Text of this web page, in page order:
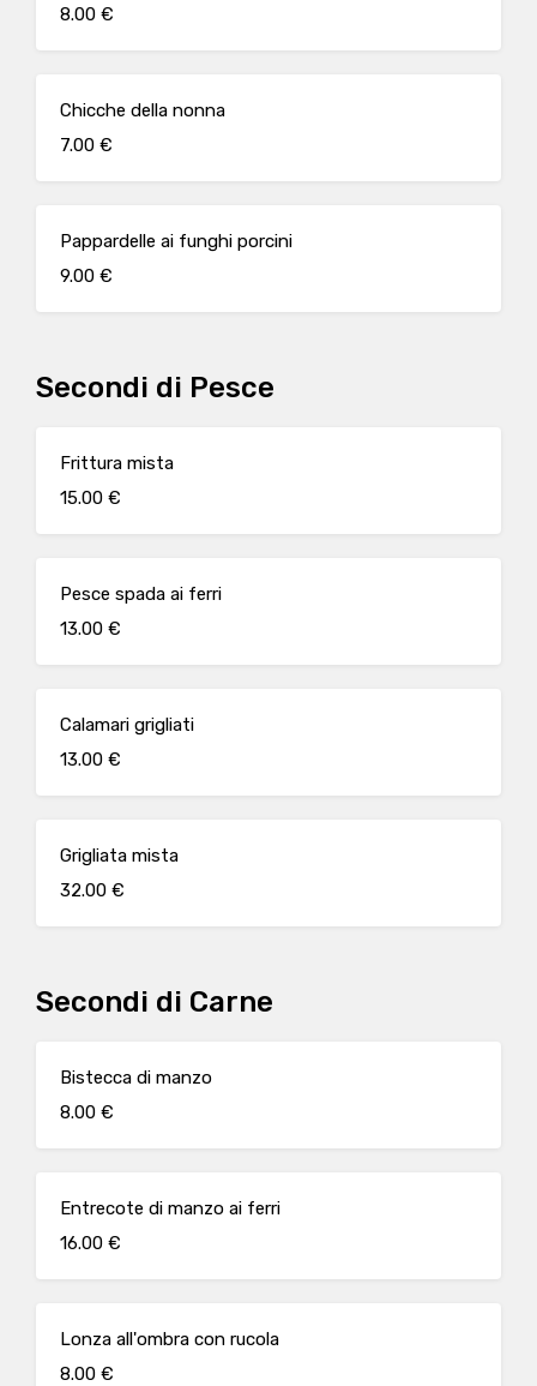
8.00 €
Chicche della nonna
7.00 €
Pappardelle ai funghi porcini
9.00 €
Secondi di Pesce
Frittura mista
15.00 €
Pesce spada ai ferri
13.00 €
Calamari grigliati
13.00 €
Grigliata mista
32.00 €
Secondi di Carne
Bistecca di manzo
8.00 €
Entrecote di manzo ai ferri
16.00 €
Lonza all'ombra con rucola
8.00 €